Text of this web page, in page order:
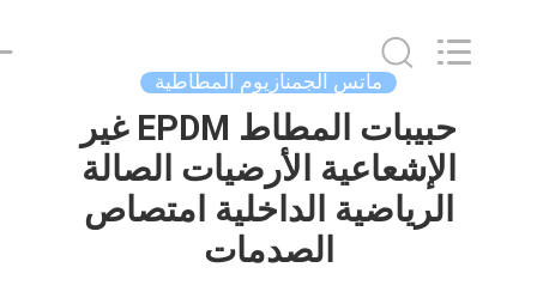
مسكن
منتجات
ماتس الجمنازيوم المطاطية
حبيبات المطاط EPDM غير
الإشعاعية الأرضيات الصالة
الرياضية الداخلية امتصاص
الصدمات